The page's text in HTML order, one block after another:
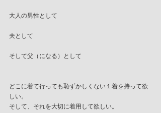
大人の男性として
夫として
そして父（になる）として
どこに着て行っても恥ずかしくない１着を持って欲
しい。
そして、それを大切に着用して欲しい。